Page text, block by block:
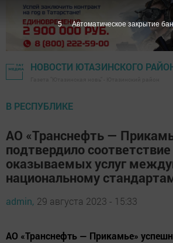
НОВОСТИ ЮТАЗИНСКОГО
В РЕСПУБЛИКЕ
АО «Транснефть —
подтвердило
оказываемых услуг
национальному
admin, 29 августа 2023 - 15:33
АО «Транснефть — Прикамье»
3 Автоматическое закрытие